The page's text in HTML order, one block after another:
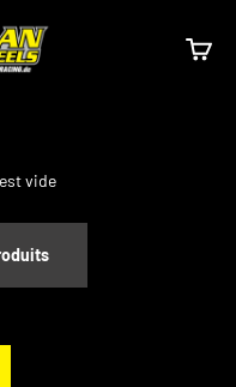
Panier
0 article
0
vide